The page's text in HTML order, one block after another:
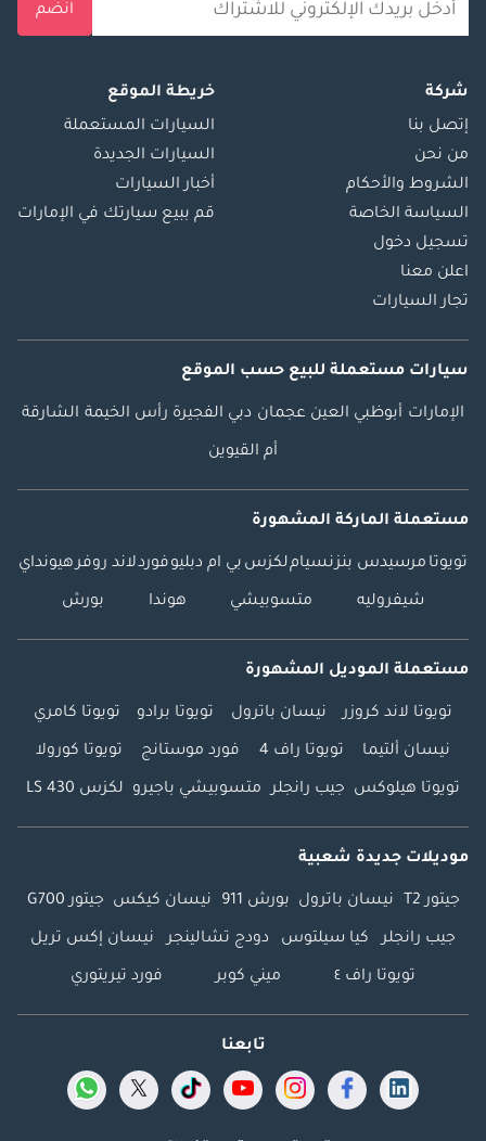
انضم
شركة
إتصل بنا
من نحن
الشروط والأحكام
السياسة الخاصة
تسجيل دخول
اعلن معنا
تجار السيارات
خريطة الموقع
السيارات المستعملة
السيارات الجديدة
أخبار السيارات
قم ببيع سيارتك في الإمارات
سيارات مستعملة للبيع حسب الموقع
الإمارات أبوظبي العين عجمان دبي الفجيرة رأس الخيمة الشارقة
أم القيوين
مستعملة الماركة المشهورة
تويوتا مرسيدس بنزنسياملكزس بي ام دبليوفوردلاند روفرهيونداي
شيفروليه متسوبيشي هوندا بورش
مستعملة الموديل المشهورة
تويوتا لاند كروزر نيسان باترول تويوتا برادو تويوتا كامري
نيسان ألتيما تويوتا راف 4 فورد موستانج تويوتا كورولا
تويوتا هيلوكس جيب رانجلر متسوبيشي باجيرو لكزس LS 430
موديلات جديدة شعبية
جيتور T2 نيسان باترول بورش 911 نيسان كيكس جيتور G700
جيب رانجلر كيا سيلتوس دودج تشالينجر نيسان إكس تريل
تويوتا راف ٤ ميني كوبر فورد تيريتوري
تابعنا